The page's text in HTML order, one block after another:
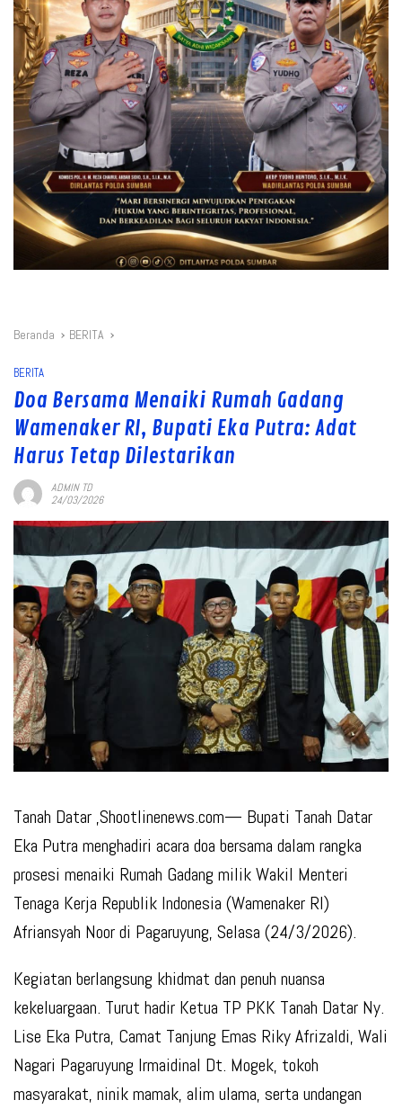
Beranda BERITA
BERITA
Doa Bersama Menaiki Rumah Gadang
Wamenaker RI, Bupati Eka Putra: Adat
Harus Tetap Dilestarikan
ADMIN TD
24/03/2026
Tanah Datar ,Shootlinenews.com— Bupati Tanah Datar
Eka Putra menghadiri acara doa bersama dalam rangka
prosesi menaiki Rumah Gadang milik Wakil Menteri
Tenaga Kerja Republik Indonesia (Wamenaker RI)
Afriansyah Noor di Pagaruyung, Selasa (24/3/2026).
Kegiatan berlangsung khidmat dan penuh nuansa
kekeluargaan. Turut hadir Ketua TP PKK Tanah Datar Ny.
Lise Eka Putra, Camat Tanjung Emas Riky Afrizaldi, Wali
Nagari Pagaruyung Irmaidinal Dt. Mogek, tokoh
masyarakat, ninik mamak, alim ulama, serta undangan